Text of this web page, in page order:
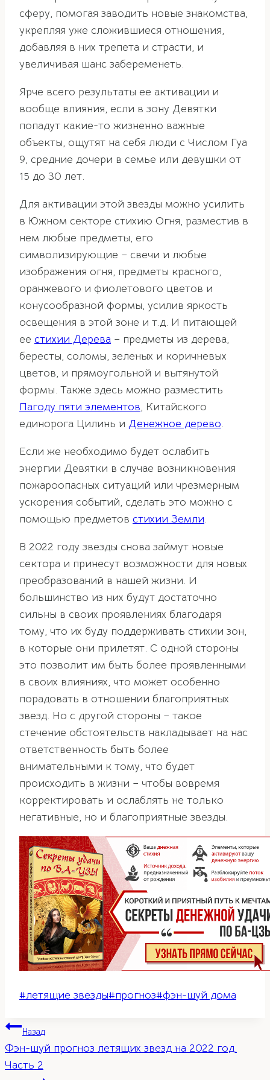
сферу, помогая заводить новые знакомства,
укрепляя уже сложившиеся отношения,
добавляя в них трепета и страсти, и
увеличивая шанс забеременеть.
Ярче всего результаты ее активации и
вообще влияния, если в зону Девятки
попадут какие-то жизненно важные
объекты, ощутят на себя люди с Числом Гуа
9, средние дочери в семье или девушки от
15 до 30 лет.
Для активации этой звезды можно усилить
в Южном секторе стихию Огня, разместив в
нем любые предметы, его
символизирующие – свечи и любые
изображения огня, предметы красного,
оранжевого и фиолетового цветов и
конусообразной формы, усилив яркость
освещения в этой зоне и т.д. И питающей
ее стихии Дерева – предметы из дерева,
бересты, соломы, зеленых и коричневых
цветов, и прямоугольной и вытянутой
формы. Также здесь можно разместить
Пагоду пяти элементов, Китайского
единорога Цилинь и Денежное дерево.
Если же необходимо будет ослабить
энергии Девятки в случае возникновения
пожароопасных ситуаций или чрезмерным
ускорения событий, сделать это можно с
помощью предметов стихии Земли.
В 2022 году звезды снова займут новые
сектора и принесут возможности для новых
преобразований в нашей жизни. И
большинство из них будут достаточно
сильны в своих проявлениях благодаря
тому, что их буду поддерживать стихии зон,
в которые они прилетят. С одной стороны
это позволит им быть более проявленными
в своих влияниях, что может особенно
порадовать в отношении благоприятных
звезд. Но с другой стороны – такое
стечение обстоятельств накладывает на нас
ответственность быть более
внимательными к тому, что будет
происходить в жизни – чтобы вовремя
корректировать и ослаблять не только
негативные, но и благоприятные звезды.
Метки
#летящие звезды#прогноз#фэн-шуй дома
Навигация
по
Назад
Фэн-шуй прогноз летящих звезд на 2022 год.
Часть 2